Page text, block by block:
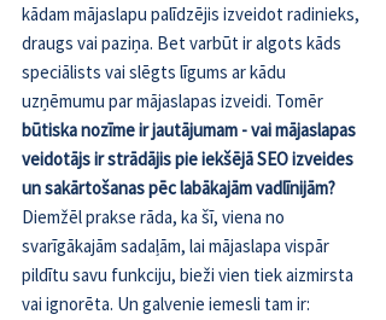
kādam mājaslapu palīdzējis izveidot radinieks,
draugs vai paziņa. Bet varbūt ir algots kāds
speciālists vai slēgts līgums ar kādu
uzņēmumu par mājaslapas izveidi. Tomēr
būtiska nozīme ir jautājumam - vai mājaslapas
veidotājs ir strādājis pie iekšējā SEO izveides
un sakārtošanas pēc labākajām vadlīnijām?
Diemžēl prakse rāda, ka šī, viena no
svarīgākajām sadaļām, lai mājaslapa vispār
pildītu savu funkciju, bieži vien tiek aizmirsta
vai ignorēta. Un galvenie iemesli tam ir: